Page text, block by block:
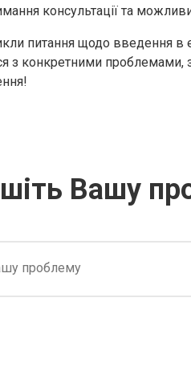
консультації та
питання щодо введення в
з конкретними
Вашу